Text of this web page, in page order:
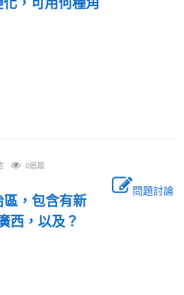
，可用何種角
0追蹤
問題討論
區，包含有新
西，以及？